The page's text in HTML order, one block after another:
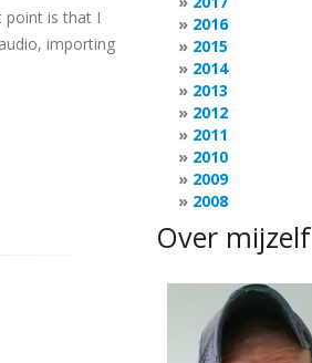
point is that I
importing
2016
2015
2014
2013
2012
2011
2010
2009
2008
Over mijzelf